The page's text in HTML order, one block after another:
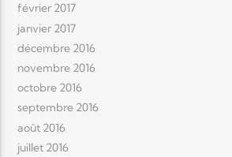
février 2017
janvier 2017
décembre 2016
novembre 2016
octobre 2016
septembre 2016
août 2016
juillet 2016